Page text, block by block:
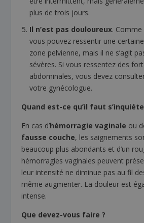
plus de trois jours.
Il n’est pas douloureux.
vous pouvez ressentir une
zone pelvienne, mais il ne s’agit
sévères. Si vous ressentez des
abdominales, vous devez
votre gynécologue.
Quand est-ce qu’il faut
En cas d’hémorragie vaginale ou
fausse couche, les saignements
beaucoup plus abondants et d’un
hémorragies vaginales peuvent
leur intensité ne diminue pas au fil
même augmenter. La douleur est
intense.
Que devez-vous faire ?